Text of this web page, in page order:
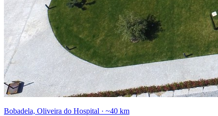
Bobadela, Oliveira do Hospital · ~40 km